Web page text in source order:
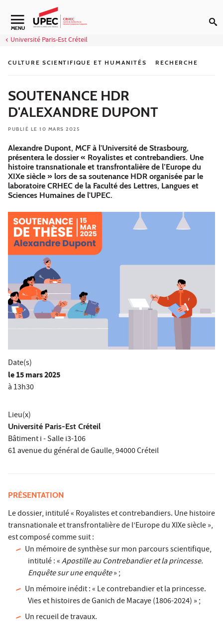
Aller au contenu
Navigation secondaire
MENU
Université Paris-Est Créteil
CULTURE SCIENTIFIQUE ET HUMANITÉS RECHERCHE
SOUTENANCE HDR
D'ALEXANDRE DUPONT
PUBLIÉ LE 10 MARS 2025
Alexandre Dupont, MCF à l'Université de Strasbourg,
présentera le dossier « Royalistes et contrebandiers. Une
histoire transnationale et transfrontalière de l’Europe du
XIXe siècle » lors de sa soutenance HDR organisée par le
laboratoire CRHEC de la Faculté des Lettres, Langues et
Sciences Humaines de l'UPEC.
Date(s)
le15 mars 2025
à 13h30
Lieu(x)
Université Paris-Est Créteil
Bâtiment i - Salle i3-106
61 avenue du général de Gaulle, 94000 Créteil
PRÉSENTATION
Le dossier, intitulé « Royalistes et contrebandiers. Une histoire
transnationale et transfrontalière de l’Europe du XIXe siècle »,
est composé comme suit :
Un mémoire de synthèse sur mon parcours scientifique,
intitulé : «Apostille au Contrebandier et la princesse.
Enquête sur une enquête» ;
Un mémoire inédit : « Le contrebandier et la princesse.
Vies et histoires de Ganich de Macaye (1806-2024) » ;
Un recueil de travaux.